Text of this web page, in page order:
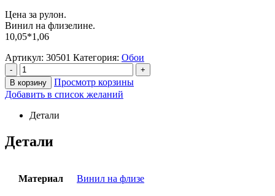
Цена за рулон.
Винил на флизелине.
10,05*1,06
Артикул: 30501 Категория: Обои
-
+
В корзину
Просмотр корзины
Добавить в список желаний
Детали
Детали
Материал Винил на флизе